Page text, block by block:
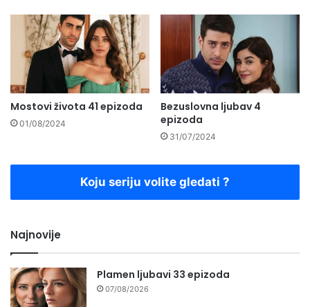
Mostovi života 41 epizoda
01/08/2024
Bezuslovna ljubav 4
epizoda
31/07/2024
Koju seriju volite gledati ?
Najnovije
Plamen ljubavi 33 epizoda
07/08/2026